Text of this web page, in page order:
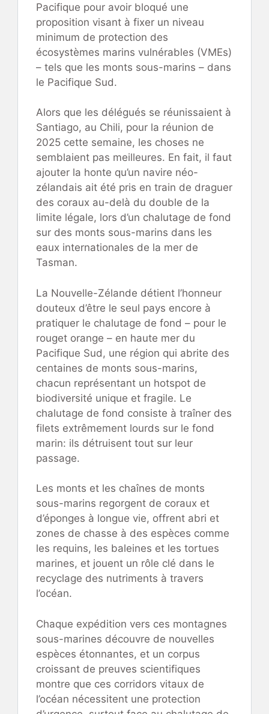
Pacifique pour avoir bloqué une
proposition visant à fixer un niveau
minimum de protection des
écosystèmes marins vulnérables (VMEs)
– tels que les monts sous-marins – dans
le Pacifique Sud.
Alors que les délégués se réunissaient à
Santiago, au Chili, pour la réunion de
2025 cette semaine, les choses ne
semblaient pas meilleures. En fait, il faut
ajouter la honte qu’un navire néo-
zélandais ait été pris en train de draguer
des coraux au-delà du double de la
limite légale, lors d’un chalutage de fond
sur des monts sous-marins dans les
eaux internationales de la mer de
Tasman.
La Nouvelle-Zélande détient l’honneur
douteux d’être le seul pays encore à
pratiquer le chalutage de fond – pour le
rouget orange – en haute mer du
Pacifique Sud, une région qui abrite des
centaines de monts sous-marins,
chacun représentant un hotspot de
biodiversité unique et fragile. Le
chalutage de fond consiste à traîner des
filets extrêmement lourds sur le fond
marin: ils détruisent tout sur leur
passage.
Les monts et les chaînes de monts
sous-marins regorgent de coraux et
d’éponges à longue vie, offrent abri et
zones de chasse à des espèces comme
les requins, les baleines et les tortues
marines, et jouent un rôle clé dans le
recyclage des nutriments à travers
l’océan.
Chaque expédition vers ces montagnes
sous-marines découvre de nouvelles
espèces étonnantes, et un corpus
croissant de preuves scientifiques
montre que ces corridors vitaux de
l’océan nécessitent une protection